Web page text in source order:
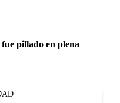
pillado en plena